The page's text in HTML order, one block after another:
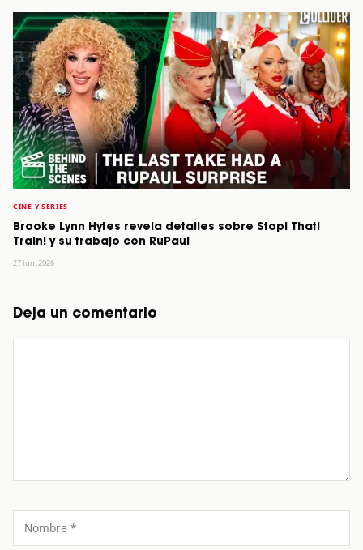
CINE Y SERIES
Brooke Lynn Hytes revela detalles sobre Stop! That!
Train! y su trabajo con RuPaul
27 Jun, 2026
Deja un comentario
Nombre